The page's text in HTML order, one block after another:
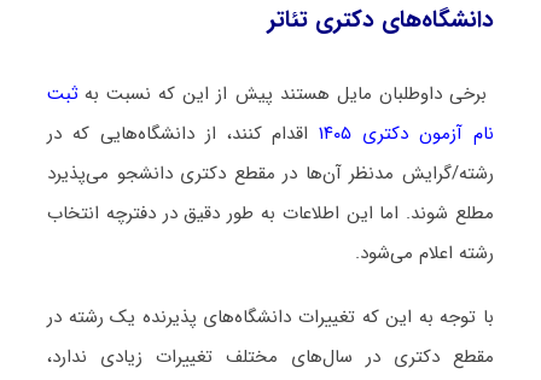
دانشگاه‌های دکتری ﺗﺌﺎﺗﺮ
برخی داوطلبان مایل هستند پیش از این که نسبت به ثبت
نام آزمون دکتری ۱۴۰۵
اقدام کنند، از دانشگاه‌هایی که در
رشته/گرایش مدنظر آن‌ها در مقطع دکتری دانشجو می‌پذیرد
مطلع شوند. اما این اطلاعات به طور دقیق در دفترچه انتخاب
رشته اعلام می‌شود.
با توجه به این که تغییرات دانشگاه‌های پذیرنده یک رشته در
مقطع دکتری در سال‌های مختلف تغییرات زیادی ندارد،